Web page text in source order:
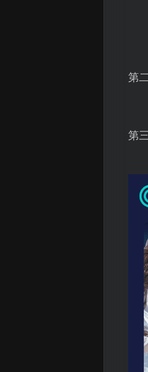
第
第